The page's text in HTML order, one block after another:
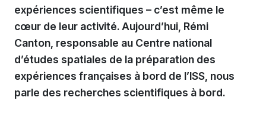
expériences scientifiques – c’est même le
cœur de leur activité. Aujourd’hui, Rémi
Canton, responsable au Centre national
d’études spatiales de la préparation des
expériences françaises à bord de l’ISS, nous
parle des recherches scientifiques à bord.